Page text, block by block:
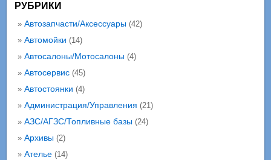
РУБРИКИ
» Автозапчасти/Аксессуары(42)
» Автомойки (14)
» Автосалоны/Мотосалоны(4)
» Автосервис(45)
» Автостоянки (4)
» Администрация/Управления (21)
» АЗС/АГЗС/Топливные базы(24)
» Архивы(2)
» Ателье(14)